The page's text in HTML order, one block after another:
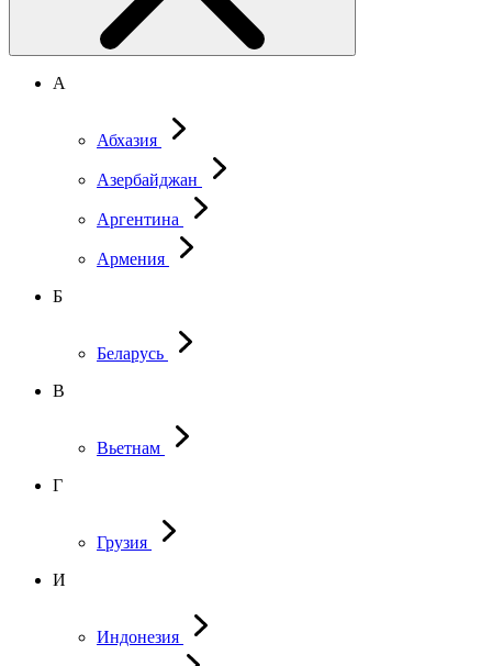
А
Абхазия
Азербайджан
Аргентина
Армения
Б
Беларусь
В
Вьетнам
Г
Грузия
И
Индонезия